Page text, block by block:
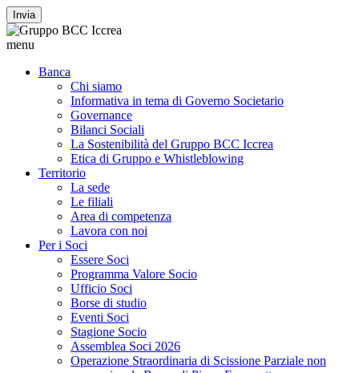
Invia
menu
Banca
Chi siamo
Informativa in tema di Governo Societario
Governance
Bilanci Sociali
La Sostenibilità del Gruppo BCC Iccrea
Etica di Gruppo e Whistleblowing
Territorio
La sede
Le filiali
Area di competenza
Lavora con noi
Per i Soci
Essere Soci
Programma Valore Socio
Ufficio Soci
Borse di studio
Eventi Soci
Stagione Socio
Assemblea Soci 2026
Operazione Straordinaria di Scissione Parziale non